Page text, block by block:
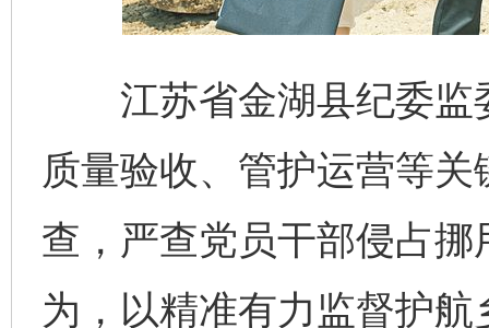
江苏省金湖县纪委监
质量验收、管护运营等
查，严查党员干部侵占
为，以精准有力监督护